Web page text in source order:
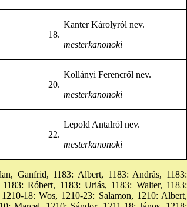
18.
Kanter Károlyról nev.
mesterkanonoki
20.
Kollányi Ferencről nev.
mesterkanonoki
22.
Lepold Antalról nev.
mesterkanonoki
Ganfrid, 1183: Albert, 1183: András, 1183:
Róbert, 1183: Uriás, 1183: Walter, 1183:
18: Wos, 1210-23: Salamon, 1210: Albert,